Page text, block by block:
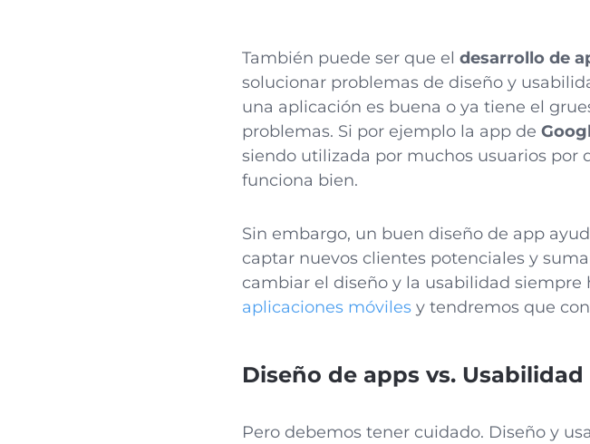
También puede ser que el desarrollo de
solucionar problemas de diseño y
una aplicación es buena o ya tiene el
problemas. Si por ejemplo la app de
siendo utilizada por muchos usuarios por
funciona bien.
Sin embargo, un buen diseño de app
captar nuevos clientes potenciales y
cambiar el diseño y la usabilidad siempre
aplicaciones móviles y tendremos que
Diseño de apps vs. Usabilidad
Pero debemos tener cuidado. Diseño y